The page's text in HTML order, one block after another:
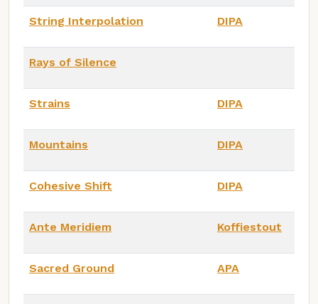
String Interpolation DIPA
Rays of Silence
Strains DIPA
Mountains DIPA
Cohesive Shift DIPA
Ante Meridiem Koffiestout
Sacred Ground APA